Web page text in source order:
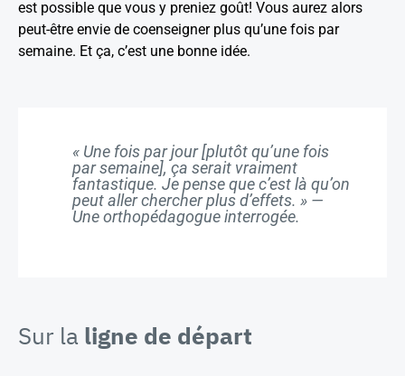
est possible que vous y preniez goût! Vous aurez alors
peut-être envie de coenseigner plus qu’une fois par
semaine. Et ça, c’est une bonne idée.
« Une fois par jour [plutôt qu’une fois
par semaine], ça serait vraiment
fantastique. Je pense que c’est là qu’on
peut aller chercher plus d’effets. » —
Une orthopédagogue interrogée.
Sur la ligne de départ